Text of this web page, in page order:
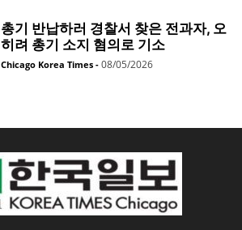
총기 반납하러 경찰서 찾은 전과자, 오
히려 총기 소지 혐의로 기소
Chicago Korea Times - 08/05/2026